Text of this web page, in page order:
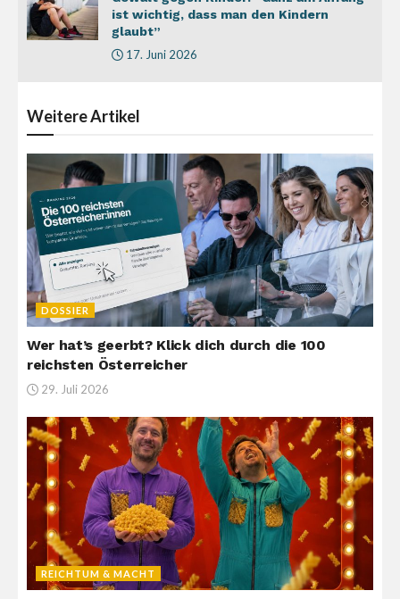
ist wichtig, dass man den Kindern
glaubt”
17. Juni 2026
WeitereArtikel
DOSSIER
Wer hat’s geerbt? Klick dich durch die 100
reichsten Österreicher
29. Juli 2026
REICHTUM & MACHT